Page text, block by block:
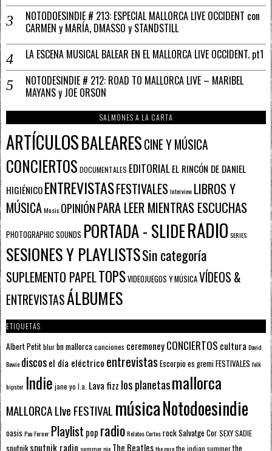
NOTODOESINDIE # 213: ESPECIAL MALLORCA LIVE OCCIDENT con
CARMEN y MARÍA, DMASSO y STANDSTILL
LA ESCENA MUSICAL BALEAR EN EL MALLORCA LIVE OCCIDENT. pt1
NOTODESINDIE # 212: ROAD TO MALLORCA LIVE – MARIBEL
MAYANS y JOE ORSON
SALMONES A LA CARTA
ARTÍCULOSBALEARESCINE Y MÚSICA
CONCIERTOS DOCUMENTALES EDITORIALEL RINCÓN DE DANIEL
HIGIÉNICOENTREVISTASFESTIVALESInterview LIBROS Y
MÚSICAMusic OPINIÓNPARA LEER MIENTRAS ESCUCHAS
PHOTOGRAPHIC SOUNDS PORTADA - SLIDERADIO SERIES
SESIONES Y PLAYLISTSSin categoría
SUPLEMENTO PAPELTOPSVIDEOJUEGOS Y MÚSICAVÍDEOS &
ENTREVISTASÁLBUMES
ETIQUETAS
Albert Petitblurbn mallorcacanciones ceremoneyCONCIERTOS cultura David
Bowie discosel día eléctrico entrevistas Escorpioes gremiFESTIVALES folk
hipster Indie jane yo l.a. Lava fizz los planetasmallorca
MALLORCA LIve FESTIVAL músicaNotodoesindie
oasis Pau Forner Playlist pop radioRelatos CortosrockSalvatge CorSEXY SADIE
sputnik sputnik radio summer pie The Beatlesthe curethe indian summerthe